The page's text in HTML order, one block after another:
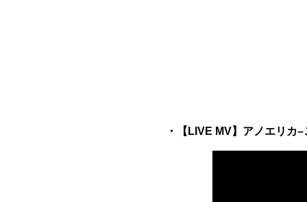
・【LIVE MV】アノエリカ